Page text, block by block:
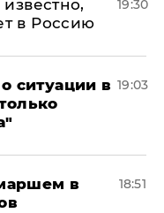
в Россию
19:30
ситуации в 19:03
в
18:51